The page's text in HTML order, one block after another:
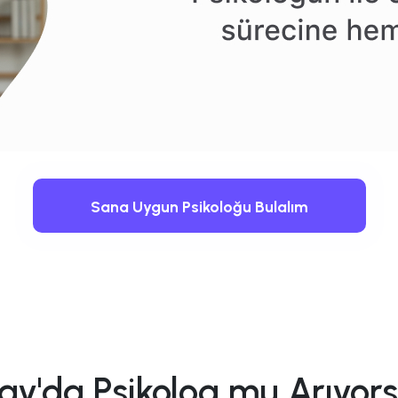
Sana Uygun Psikoloğu Bulalım